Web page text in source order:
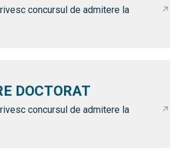
concursul de admitere la
DOCTORAT
concursul de admitere la